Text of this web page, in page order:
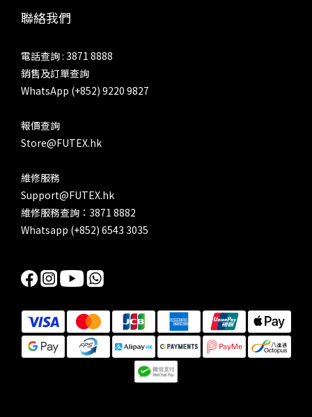
聯絡我們
電話查詢 : 3871 8888
銷售及訂單查詢
WhatsApp (+852) 9220 9827
報價查詢
Store@FUTEX.hk
維修服務
Support@FUTEX.hk
維修服務查詢：3871 8882
Whatsapp (+852) 6543 3035